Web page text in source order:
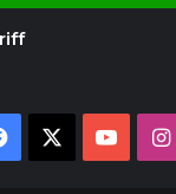
Facebook